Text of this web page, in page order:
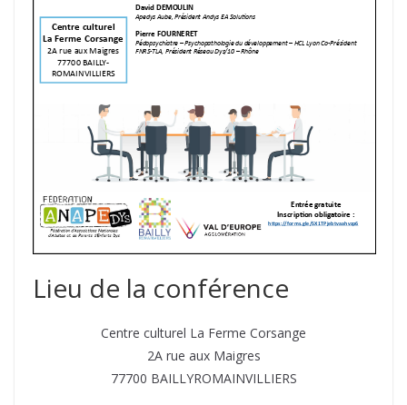
Lieu de la conférence
Centre culturel La Ferme Corsange
2A rue aux Maigres
77700 BAILLYROMAINVILLIERS